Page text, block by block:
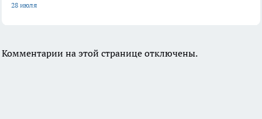
28 июля
Комментарии на этой странице отключены.